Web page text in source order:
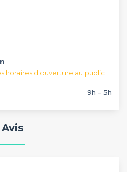
dispose
est.
horaires d'ouverture au public
9h – 5h
Avis